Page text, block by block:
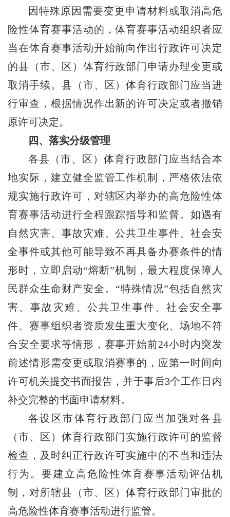
因特殊原因需要变更申请材料或取消高危
险性体育赛事活动的，体育赛事活动组织者应
当在体育赛事活动开始前向作出行政许可决定
的县（市、区）体育行政部门申请办理变更或
取消手续。县（市、区）体育行政部门应当进
行审查，根据情况作出新的许可决定或者撤销
原许可决定。
四、落实分级管理
各县（市、区）体育行政部门应当结合本
地实际，建立健全监管工作机制，严格依法依
规实施行政许可，对辖区内举办的高危险性体
育赛事活动进行全程跟踪指导和监督。如遇有
自然灾害、事故灾难、公共卫生事件、社会安
全事件或其他可能导致不再具备办赛条件的情
形时，立即启动“熔断”机制，最大程度保障人
民群众生命财产安全。“特殊情况”包括自然灾
害、事故灾难、公共卫生事件、社会安全事
件、赛事组织者资质发生重大变化、场地不符
合安全要求等情形，赛事开始前24小时内突发
前述情形需变更或取消赛事的，应第一时间向
许可机关提交书面报告，并于事后3个工作日内
补交完整的书面申请材料。
各设区市体育行政部门应当加强对各县
（市、区）体育行政部门实施行政许可的监督
检查，及时纠正行政许可实施中的不当和违法
行为。要建立高危险性体育赛事活动评估机
制，对所辖县（市、区）体育行政部门审批的
高危险性体育赛事活动进行监管。